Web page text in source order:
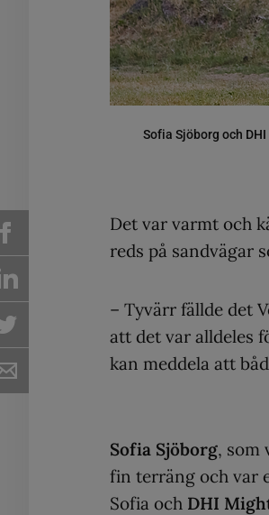
Sofia Sjöborg och
Det var varmt och
reds på sandvägar
– Tyvärr fällde det
att det var alldeles
kan meddela att
Sofia Sjöborg, som
fin terräng och var
Sofia och DHI